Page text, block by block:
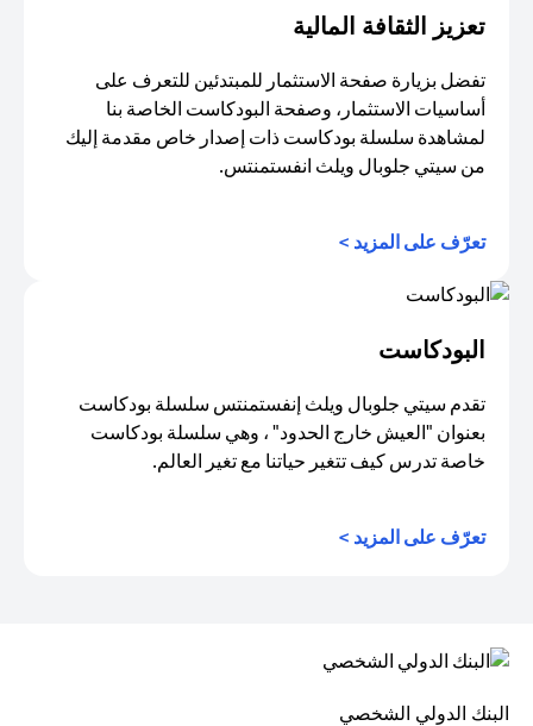
تعزيز الثقافة المالية
تفضل بزيارة صفحة الاستثمار للمبتدئين للتعرف على
أساسيات الاستثمار، وصفحة البودكاست الخاصة بنا
لمشاهدة سلسلة بودكاست ذات إصدار خاص مقدمة إليك
من سيتي جلوبال ويلث انفستمنتس.
تعرّف على المزيد >
البودكاست
تقدم سيتي جلوبال ويلث إنفستمنتس سلسلة بودكاست
بعنوان "العيش خارج الحدود" ، وهي سلسلة بودكاست
خاصة تدرس كيف تتغير حياتنا مع تغير العالم.
تعرّف على المزيد >
البنك الدولي الشخصي